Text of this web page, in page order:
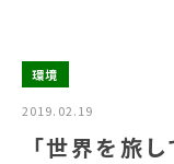
環境
2019.02.19
「世界を旅